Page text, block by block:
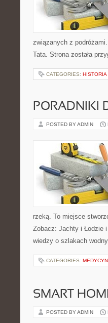
związanych z
Tata. Strona została
CATEGORIES: HISTORIA
PORADNIKI
POSTED BY ADMIN
rzeką. To miejsce
Zobacz: Jachty i Łodzie
wiedzy o szlakach
CATEGORIES:
SMART
POSTED BY ADMIN